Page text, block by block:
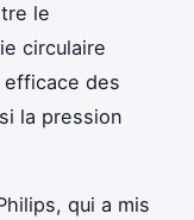
le
circulaire
des
la pression
qui a mis